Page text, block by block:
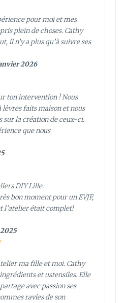
pour moi et mes
plein de choses. Cathy
il n’y a plus qu’à suivre ses
2026
ton intervention ! Nous
lèvres faits maison et nous
sur la création de ceux-ci.
que nous
DIY Lille.
bon moment pour un EVJF,
l’atelier était complet!
ma fille et moi. Cathy
et ustensiles. Elle
avec passion ses
ravies de son